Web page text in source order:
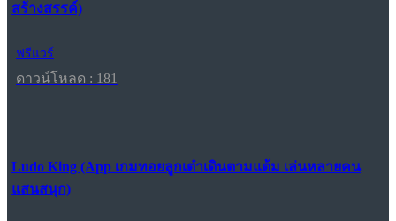
สร้างสรรค์)
ฟรีแวร์
ดาวน์โหลด : 181
Ludo King (App เกมทอยลูกเต๋าเดินตามแต้ม เล่นหลายคน
แสนสนุก)